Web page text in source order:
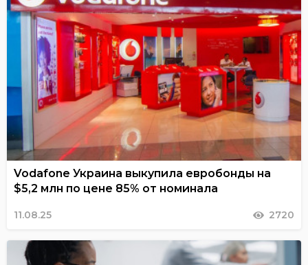
Vodafone Украина выкупила евробонды на
$5,2 млн по цене 85% от номинала
11.08.25 2720